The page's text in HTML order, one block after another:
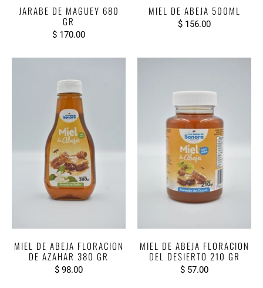
JARABE DE MAGUEY 680
GR
$ 170.00
MIEL DE ABEJA 500ML
$ 156.00
MIEL DE ABEJA FLORACION
DE AZAHAR 380 GR
$ 98.00
MIEL DE ABEJA FLORACION
DEL DESIERTO 210 GR
$ 57.00